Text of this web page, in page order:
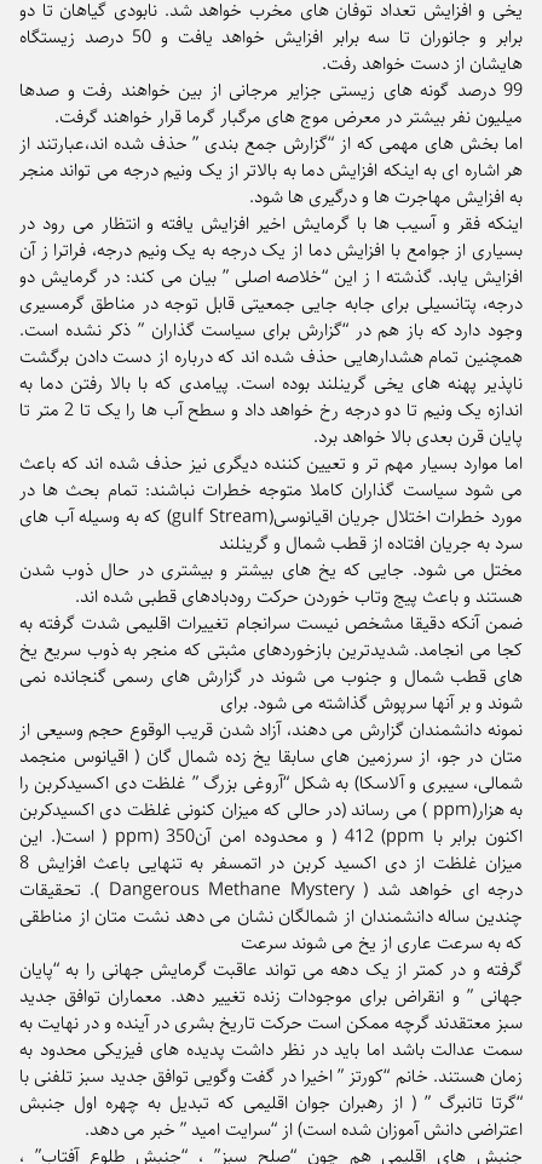
یخی و افزایش تعداد توفان های مخرب خواهد شد. نابودی گیاهان تا دو
برابر و جانوران تا سه برابر افزایش خواهد یافت و 50 درصد زیستگاه
هایشان از دست خواهد رفت.
99 درصد گونه های زیستی جزایر مرجانی از بین خواهند رفت و صدها
میلیون نفر بیشتر در معرض موج های مرگبار گرما قرار خواهند گرفت.
اما بخش های مهمی که از “گزارش جمع بندی ” حذف شده اند،عبارتند از
هر اشاره ای به اینکه افزایش دما به بالاتر از یک ونیم درجه می تواند منجر
به افزایش مهاجرت ها و درگیری ها شود.
اینکه فقر و آسیب ها با گرمایش اخیر افزایش یافته و انتظار می رود در
بسیاری از جوامع با افزایش دما از یک درجه به یک ونیم درجه، فراترا ز آن
افزایش یابد. گذشته ا ز این “خلاصه اصلی ” بیان می کند: در گرمایش دو
درجه، پتانسیلی برای جابه جایی جمعیتی قابل توجه در مناطق گرمسیری
وجود دارد که باز هم در “گزارش برای سیاست گذاران ” ذکر نشده است.
همچنین تمام هشدارهایی حذف شده اند که درباره از دست دادن برگشت
ناپذیر پهنه های یخی گرینلند بوده است. پیامدی که با بالا رفتن دما به
اندازه یک ونیم تا دو درجه رخ خواهد داد و سطح آب ها را یک تا 2 متر تا
پایان قرن بعدی بالا خواهد برد.
اما موارد بسیار مهم تر و تعیین کننده دیگری نیز حذف شده اند که باعث
می شود سیاست گذاران کاملا متوجه خطرات نباشند: تمام بحث ها در
مورد خطرات اختلال جریان اقیانوسی(gulf Stream) که به وسیله آب های
سرد به جریان افتاده از قطب شمال و گرینلند
مختل می شود. جایی که یخ های بیشتر و بیشتری در حال ذوب شدن
هستند و باعث پیج وتاب خوردن حرکت رودبادهای قطبی شده اند.
ضمن آنکه دقیقا مشخص نیست سرانجام تغییرات اقلیمی شدت گرفته به
کجا می انجامد. شدیدترین بازخوردهای مثبتی که منجر به ذوب سریع یخ
های قطب شمال و جنوب می شوند در گزارش های رسمی گنجانده نمی
شوند و بر آنها سرپوش گذاشته می شود. برای
نمونه دانشمندان گزارش می دهند، آزاد شدن قریب الوقوع حجم وسیعی از
متان در جو، از سرزمین های سابقا یخ زده شمال گان ( اقیانوس منجمد
شمالی، سیبری و آلاسکا) به شکل “آروغی بزرگ ” غلظت دی اکسیدکربن را
به هزار(ppm ) می رساند (در حالی که میزان کنونی غلظت دی اکسیدکربن
اکنون برابر با ppm) 412 ( و محدوده امن آن350 (ppm ( است(. این
میزان غلظت از دی اکسید کربن در اتمسفر به تنهایی باعث افزایش 8
درجه ای خواهد شد ( Dangerous Methane Mystery ). تحقیقات
چندین ساله دانشمندان از شمالگان نشان می دهد نشت متان از مناطقی
که به سرعت عاری از یخ می شوند سرعت
گرفته و در کمتر از یک دهه می تواند عاقبت گرمایش جهانی را به “پایان
جهانی ” و انقراض برای موجودات زنده تغییر دهد. معماران توافق جدید
سبز معتقدند گرچه ممکن است حرکت تاریخ بشری در آینده و در نهایت به
سمت عدالت باشد اما باید در نظر داشت پدیده های فیزیکی محدود به
زمان هستند. خانم “کورتز ” اخیرا در گفت وگویی توافق جدید سبز تلفنی با
“گرتا تانبرگ ” ( از رهبران جوان اقلیمی که تبدیل به چهره اول جنبش
اعتراضی دانش آموزان شده است) از “سرایت امید ” خبر می دهد.
جنبش های اقلیمی هم چون “صلح سبز” ، “جنبش طلوع آفتاب” ،